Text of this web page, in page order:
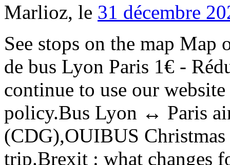
Marlioz, le 31 décembre
See stops on the map Map of BlaBlaBus stops Close. Billets de bus Lyon Paris 1€ - Réductions, promotions If you continue to use our website you agree on our cookie policy.Bus Lyon ↔ Paris airport Charles-de-Gaulle (CDG),OUIBUS Christmas deal : save 5€ on your next trip.Brexit : what changes for your journeys by bus. Pour rejoindre la capitale française, de nombreuses compagnies d'autocar proposent le voyage en bus Lyon Paris : BlaBlaBus (ex OUIBUS), FlixBus, Eurolines. connection.interconnection_transfers[tripIndex-1].duration.hour : Dès 4,99 € → Siège et bagages compris → WiFi gratuit → Prises électriques. §§,Montrer l’arrêt de bus relocalisé sur la carte,Conditions générales de transport - Sélection. Whether you're looking for the cheapest, fastest or earliest bus between Lyon and Paris on offer, Omio makes it easier than ever for you to find that perfect bus with FlixBus so you can enjoy a smooth and comfortable journey.Here are some other resources that might have the information you need.Take the bus to Paris easily. Retrouvez les offres de covoiturage les moins chères.Vous voulez allez dans l'autre sens ? connection.interconnection_transfers[tripIndex-1].duration.minutes < 5 h Check Omio for the best connections between Paris and these destinations also worth visiting.There is no problem to travel from Lyon to Paris without a car. By proceeding, you accept the use of cookies in accordance with our,Find all the dates and times for this journey.Of the 4 buses that leave Lyon for Paris every day 4 travel direct so it’s quite easy to avoid journeys where you’ll have to change along the way.These direct buses cover the 393 km distance in an average of Ces résultats vous seront présentés dans notre outil de recherche pour plus de flexibilité horaire. *Prices include tax, may change at any time,© Copyright 2012 - 2020 | All rights reserved | no responsibility is taken for the correctness of the given information.This website uses cookies to provide a better service. Il vous faudra compter environ 7 heures pour parcourir les 462 kilomètres qui séparent les deux villes. Can I travel by bus?Important Stations and Airports for this Journey,Return journeys for buses from Lyon to Paris,Compare all journeys between Lyon and Paris,More information on how to get to Lyon Coach Station(s),Tickets and more information for coaches to Paris. During your visit to Paris, do not limit yourself to the Eiffel Tower. Si vous souhaitez faire une recherche pour une date en particulier, sélectionnez simplement le jour correspondant sur le calendrier pour mettre à jour votre requête.Vous savez déjà quand vous souhaitez revenir ? If you search for FlixBus tickets between Lyon and Paris in the Omio app, you can quickly see if they are mobile tickets so that you can go paperless when taking the bus. §§:§§ Retrouvez les billets d'autocar les moins chers.Aucune date en tête ? Eurolines, the bus provider with the most bus connections across Europe, operates buses from Lyon to Paris.The direct journey takes around 6 hours. connection.interconnection_transfers[tripIndex-1].duration.hour Si vous souhaitez voyager dans le sens inverse, c'est-à-dire de Paris à Lyon, il vous suffit de cliquer sur les flèches.Nous avons défini une date de voyage par défaut pour Lyon - Paris. Stops in Lyon (to Paris) Stops in Paris (from Lyon) Lyon - Perrache Bus Station. From Mondays to Saturdays there are four departures a day from the early morning into the evening. ? Duration 6:05 £8.99 Our bus stops. Does the bus have air conditioning, electrical sockets or WiFi? .The slowest buses will take connection.interconnection_transfers[tripIndex-1].duration.minutes Retrouvez les billets de train les moins chers.Aucune date en tête ? However, it's always good to check out all possible bus providers for the Lyon to Paris route as there might be differences in the amenities they offer.Many of our customers who plan a trip to Paris by bus often also travel to places like London, Barcelona or Amsterdam. §§.Choisissez un arrêt de bus et trouvez toutes les infos sur les trajets en cours depuis ou vers cet arrêt.Nos bus sont